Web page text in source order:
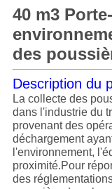
POLITIQUE
DE
40 m3
des
Description du
La collecte des
dans l'industrie du
provenant des
déchargement
l'environnement,
proximité.Pour
des